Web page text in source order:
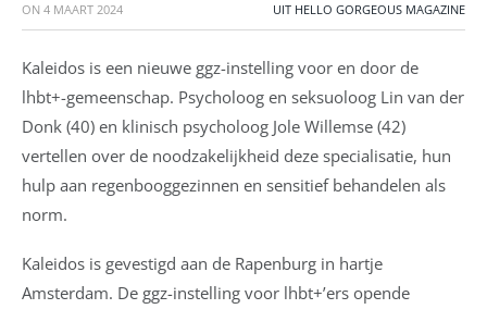
ON 4 MAART 2024 UIT HELLO GORGEOUS MAGAZINE
Kaleidos is een nieuwe ggz-instelling voor en door de
lhbt+-gemeenschap. Psycholoog en seksuoloog Lin van der
Donk (40) en klinisch psycholoog Jole Willemse (42)
vertellen over de noodzakelijkheid deze specialisatie, hun
hulp aan regenbooggezinnen en sensitief behandelen als
norm.
Kaleidos is gevestigd aan de Rapenburg in hartje
Amsterdam. De ggz-instelling voor lhbt+’ers opende